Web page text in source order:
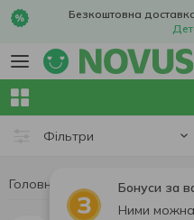
Безкоштовна
Фільтри
Бонуси за
Ними можна
Головна Алкоголь